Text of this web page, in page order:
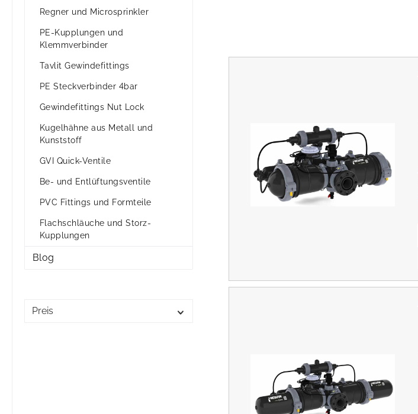
Regner und Microsprinkler
PE-Kupplungen und
Klemmverbinder
Tavlit Gewindefittings
PE Steckverbinder 4bar
Gewindefittings Nut Lock
Kugelhähne aus Metall und
Kunststoff
GVI Quick-Ventile
Be- und Entlüftungsventile
PVC Fittings und Formteile
Flachschläuche und Storz-
Kupplungen
Blog
Preis